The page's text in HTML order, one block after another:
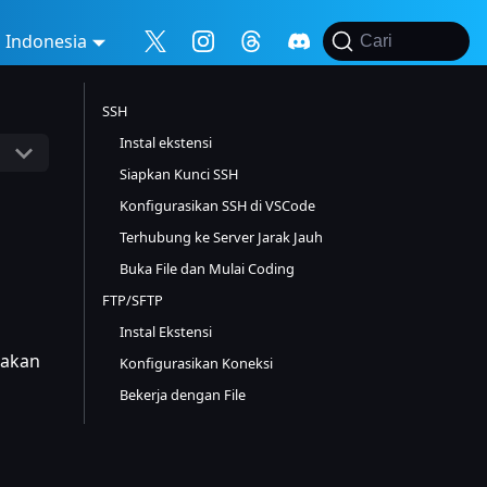
Indonesia Cari
SSH
Instal ekstensi
Siapkan Kunci SSH
Konfigurasikan SSH di VSCode
Terhubung ke Server Jarak Jauh
Buka File dan Mulai Coding
FTP/SFTP
Instal Ekstensi
Konfigurasikan Koneksi
Bekerja dengan File